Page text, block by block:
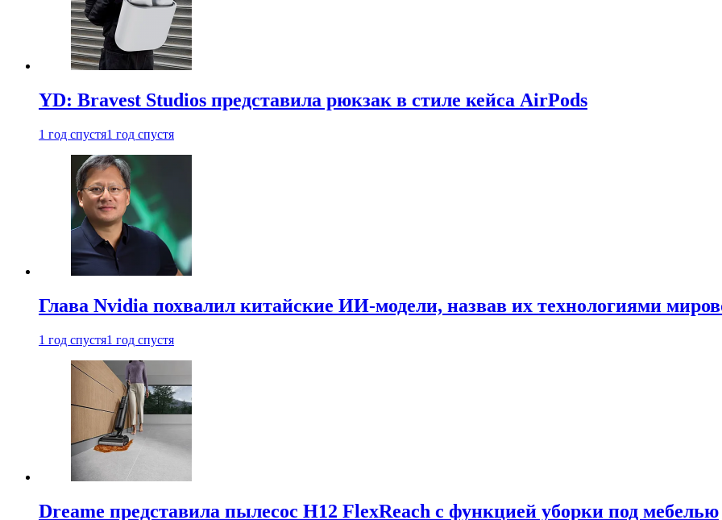
YD: Bravest Studios представила рюкзак в стиле кейса AirPods
1 год спустя1 год спустя
Глава Nvidia похвалил китайские ИИ-модели, назвав их технологиями
1 год спустя1 год спустя
Dreame представила пылесос H12 FlexReach с функцией уборки под мебелью